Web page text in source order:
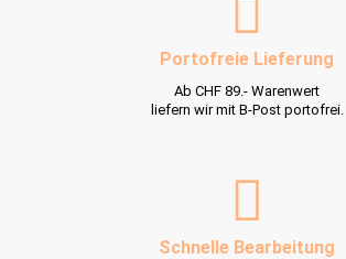
Portofreie Lieferung
Ab CHF 89.- Warenwert
liefern wir mit B-Post portofrei.
Schnelle Bearbeitung